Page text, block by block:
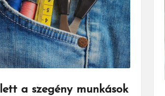
a szegény munkások